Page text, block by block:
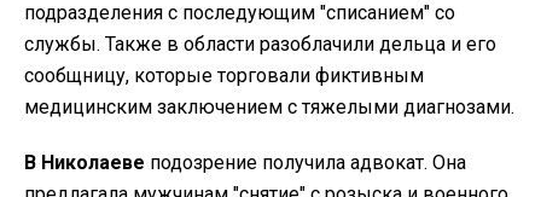
подразделения с последующим "списанием" со
службы. Также в области разоблачили дельца и его
сообщницу, которые торговали фиктивным
медицинским заключением с тяжелыми диагнозами.
В Николаеве подозрение получила адвокат. Она